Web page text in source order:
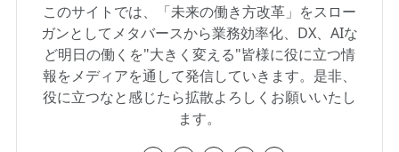
このサイトでは、「未来の働き方改革」をスロー
ガンとしてメタバースから業務効率化、DX、AIな
ど明日の働くを"大きく変える"皆様に役に立つ情
報をメディアを通して発信していきます。是非、
役に立つなと感じたら拡散よろしくお願いいたし
ます。